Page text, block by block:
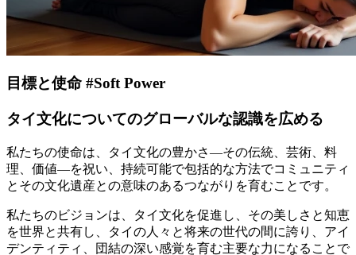
目標と使命 #Soft Power
タイ文化についてのグローバルな認識を広める
私たちの使命は、タイ文化の豊かさ—その伝統、芸術、料
理、価値—を祝い、持続可能で包括的な方法でコミュニティ
とその文化遺産との意味のあるつながりを育むことです。
私たちのビジョンは、タイ文化を促進し、その美しさと知恵
を世界と共有し、タイの人々と将来の世代の間に誇り、アイ
デンティティ、団結の深い感覚を育む主要な力になることで